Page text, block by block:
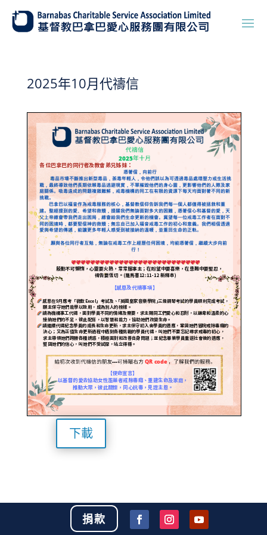
2025年10月代禱信
下載
捐款